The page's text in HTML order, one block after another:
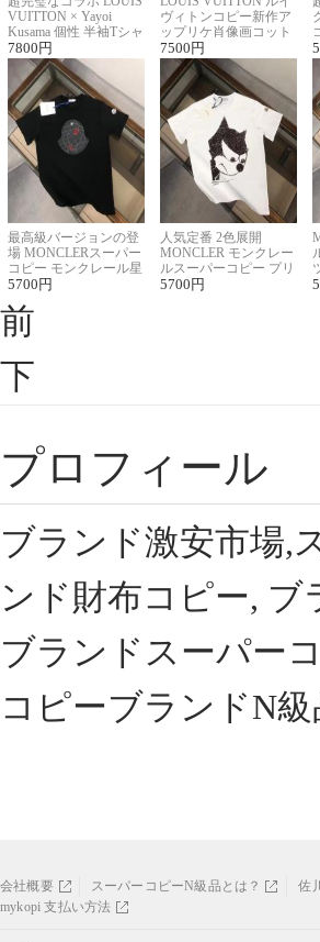
VUITTON × Yayoi
Kusama 個性 半袖Tシャ
ツコピー男女兼用
7800 円
ヴィトンコピー新作ア
ップリケ肖像画コット
ンニット半袖Tシャツ
7500 円
最高級バージョンの登
場 MONCLERスーパー
コピー モンクレール星
座半袖Tシャツ
5700 円
人気定番 2色展開
MONCLER モンクレー
ルスーパーコピー プリ
ント半袖Tシャツ
5700 円
前
下
プロフィール
ブランド激安市場,
ンド財布コピー,
ブランドスーパー
コピーブランドN
会社概要 スーパーコピーN級品とは？ 佐
mykopi 支払い方法